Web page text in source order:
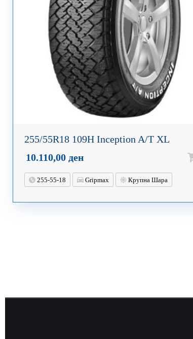
255/55R18 109H Inception A/T XL
10.110,00 ден
255-55-18 Gripmax Крупна Шара